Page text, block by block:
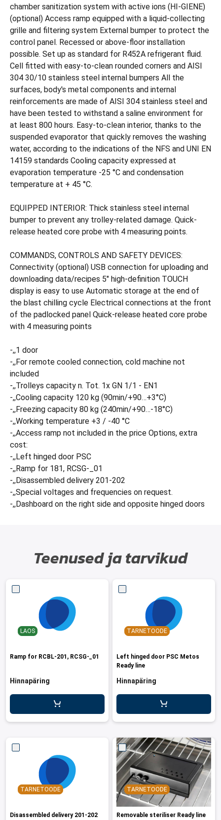
chamber sanitization system with active ions (HI-GIENE)
(optional) Access ramp equipped with a liquid-collecting
grille and filtering system External bumper to protect the
control panel. Recessed or above-floor installation
possible. Set up as standard for R452A refrigerant fluid.
Cell fitted with easy-to-clean rounded corners and AISI
304 30/10 stainless steel internal bumpers All the
surfaces, body's metal components and internal
reinforcements are made of AISI 304 stainless steel and
have been tested to withstand a saline environment for
at least 800 hours. Easy-to-clean interior, thanks to the
suspended evaporator that quickly removes the washing
water, according to the indications of the NFS and UNI EN
14159 standards Cooling capacity expressed at
evaporation temperature -25 °C and condensation
temperature at + 45 °C.
EQUIPPED INTERIOR: Thick stainless steel internal
bumper to prevent any trolley-related damage. Quick-
release heated core probe with 4 measuring points.
COMMANDS, CONTROLS AND SAFETY DEVICES:
Connectivity (optional) USB connection for uploading and
downloading data/recipes 5" high-definition TOUCH
display is easy to use Automatic storage at the end of
the blast chilling cycle Electrical connections at the front
of the padlocked panel Quick-release heated core probe
with 4 measuring points
-,,1 door
-,,For remote cooled connection, cold machine not
included
-,,Trolleys capacity n. Tot. 1x GN 1/1 - EN1
-,,Cooling capacity 120 kg (90min/+90…+3°C)
-,,Freezing capacity 80 kg (240min/+90…-18°C)
-,,Working temperature +3 / -40 °C
-,,Access ramp not included in the price Options, extra
cost:
-,,Left hinged door PSC
-,,Ramp for 181, RCSG-_01
-,,Disassembled delivery 201-202
-,,Special voltages and frequencies on request.
-,,Dashboard on the right side and opposite hinged doors
Teenused ja tarvikud
LAOS
Ramp for RCBL-201, RCSG-_01
Hinnapäring
TARNETOODE
Left hinged door PSC Metos
Ready line
Hinnapäring
TARNETOODE
Disassembled delivery 201-202
TARNETOODE
Removable steriliser Ready line